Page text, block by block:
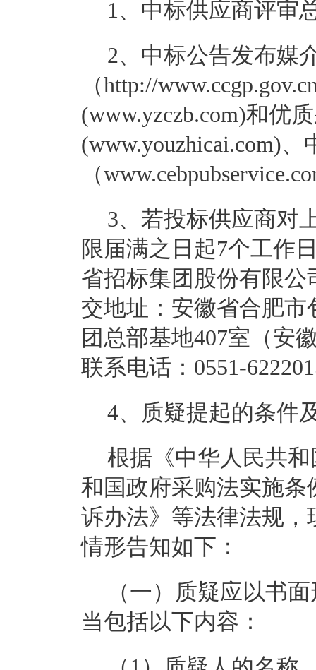
1、中标供应商评审
2、中标公告发布媒
（http://
(www.yzczb.com)和优
(www.youzhicai.com)
（
3、若投标供应商对
限届满之日起7个工作
省招标集团股份有限
交地址：安徽省合肥市
团总部基地407室（安
联系电话：0551-
4、质疑提起的条件
根据《中华人民共
和国政府采购法实施
诉办法》等法律法规
情形告知如下：
（一）质疑应以书
当包括以下内容：